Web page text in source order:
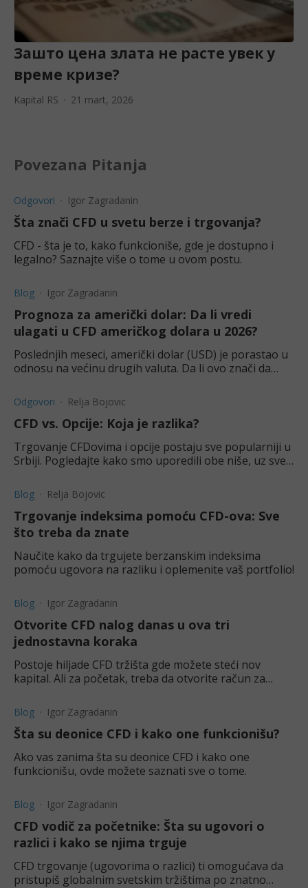
Зашто цена злата не расте увек у
време кризе?
Kapital RS 21 mart, 2026
Povezana Pitanja
Odgovori Igor Zagradanin
Šta znači CFD u svetu berze i trgovanja?
CFD - šta je to, kako funkcioniše, gde je dostupno i
legalno? Saznajte više o tome u ovom postu.
Blog Igor Zagradanin
Prognoza za američki dolar: Da li vredi
ulagati u CFD američkog dolara u 2026?
Poslednjih meseci, američki dolar (USD) je porastao u
odnosu na većinu drugih valuta. Da li ovo znači da
Odgovori Relja Bojovic
CFD vs. Opcije: Koja je razlika?
Trgovanje CFDovima i opcije postaju sve popularniji u
Srbiji. Pogledajte kako smo uporedili obe niše, uz sve
Blog Relja Bojovic
Trgovanje indeksima pomoću CFD-ova: Sve
što treba da znate
Naučite kako da trgujete berzanskim indeksima
pomoću ugovora na razliku i oplemenite vaš portfolio!
Blog Igor Zagradanin
Otvorite CFD nalog danas u ova tri
jednostavna koraka
Postoje hiljade CFD tržišta gde možete steći nov
kapital. Ali za početak, treba da otvorite račun za
Blog Igor Zagradanin
Šta su deonice CFD i kako one funkcionišu?
Ako vas zanima šta su deonice CFD i kako one
funkcionišu, ovde možete saznati sve o tome.
Blog Igor Zagradanin
CFD vodič za početnike: Šta su ugovori o
razlici i kako se njima trguje
CFD trgovanje (ugovorima o razlici) ti omogućava da
pristupiš globalnim svetskim tržištima po znatno